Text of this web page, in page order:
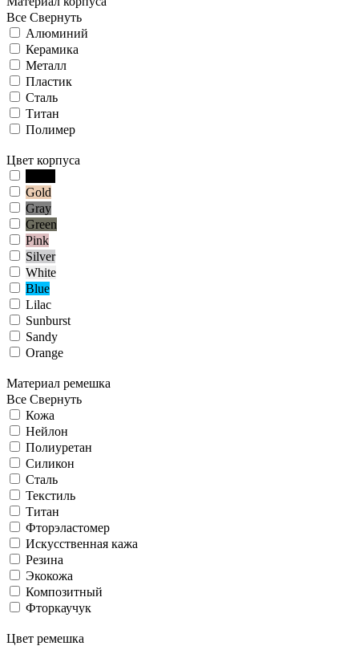
Все Свернуть
Алюминий
Керамика
Металл
Пластик
Сталь
Титан
Полимер
Цвет корпуса
Gold
Gray
Green
Pink
Silver
White
Blue
Lilac
Sunburst
Sandy
Orange
Материал ремешка
Все Свернуть
Кожа
Нейлон
Полиуретан
Силикон
Сталь
Текстиль
Титан
Фторэластомер
Искусственная кажа
Резина
Экокожа
Композитный
Фторкаучук
Цвет ремешка